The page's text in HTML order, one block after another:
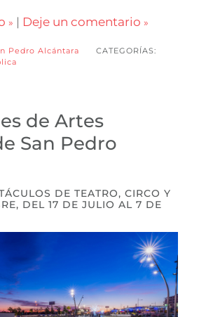
| Deje un comentario
Pedro Alcántara
CATEGORÍAS:
de Artes
San Pedro
DE TEATRO, CIRCO Y
DEL 17 DE JULIO AL 7 DE